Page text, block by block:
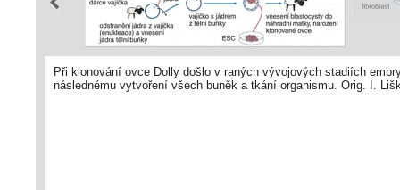
Při klonování ovce Dolly došlo v raných vývojových stadiích
následnému vytvoření všech buněk a tkání organismu. Orig. I.